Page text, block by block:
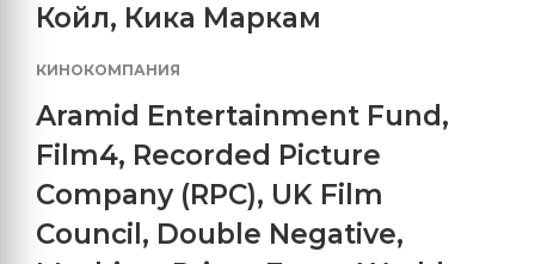
Койл, Кика Маркам
КИНОКОМПАНИЯ
Aramid Entertainment Fund ,
Film4, Recorded Picture
Company (RPC), UK Film
Council , Double Negative,